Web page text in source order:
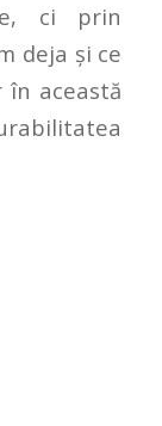
ci prin
deja și ce
în această